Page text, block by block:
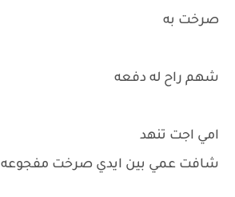
صرخت به
شهم راح له دفعه
امي اجت تنهد
شافت عمي بين ايدي صرخت مفجوعه